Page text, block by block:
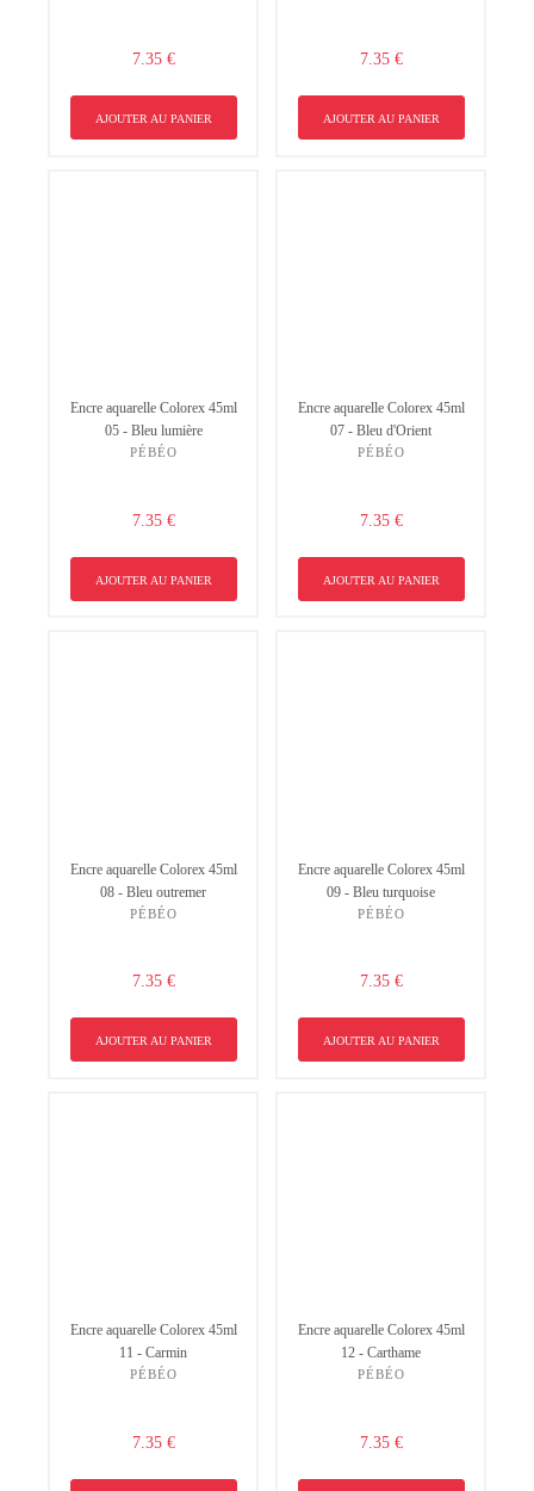
7.35 €
AJOUTER AU PANIER
7.35 €
AJOUTER AU PANIER
Encre aquarelle Colorex 45ml
05 - Bleu lumière
PÉBÉO
7.35 €
AJOUTER AU PANIER
Encre aquarelle Colorex 45ml
07 - Bleu d'Orient
PÉBÉO
7.35 €
AJOUTER AU PANIER
Encre aquarelle Colorex 45ml
08 - Bleu outremer
PÉBÉO
7.35 €
AJOUTER AU PANIER
Encre aquarelle Colorex 45ml
09 - Bleu turquoise
PÉBÉO
7.35 €
AJOUTER AU PANIER
Encre aquarelle Colorex 45ml
11 - Carmin
PÉBÉO
7.35 €
Encre aquarelle Colorex 45ml
12 - Carthame
PÉBÉO
7.35 €